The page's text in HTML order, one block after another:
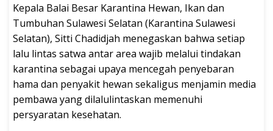
Kepala Balai Besar Karantina Hewan, Ikan dan
Tumbuhan Sulawesi Selatan (Karantina Sulawesi
Selatan), Sitti Chadidjah menegaskan bahwa setiap
lalu lintas satwa antar area wajib melalui tindakan
karantina sebagai upaya mencegah penyebaran
hama dan penyakit hewan sekaligus menjamin media
pembawa yang dilalulintaskan memenuhi
persyaratan kesehatan.